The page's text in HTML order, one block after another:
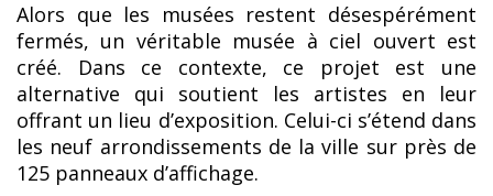
Alors que les musées restent désespérément
fermés, un véritable musée à ciel ouvert est
créé. Dans ce contexte, ce projet est une
alternative qui soutient les artistes en leur
offrant un lieu d’exposition. Celui-ci s’étend dans
les neuf arrondissements de la ville sur près de
125 panneaux d’affichage.